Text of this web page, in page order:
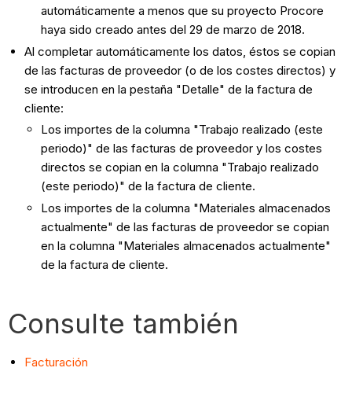
automáticamente a menos que su proyecto Procore
haya sido creado antes del 29 de marzo de 2018.
Al completar automáticamente los datos, éstos se copian
de las facturas de proveedor (o de los costes directos) y
se introducen en la pestaña "Detalle" de la factura de
cliente:
Los importes de la columna "Trabajo realizado (este
periodo)" de las facturas de proveedor y los costes
directos se copian en la columna "Trabajo realizado
(este periodo)" de la factura de cliente.
Los importes de la columna "Materiales almacenados
actualmente" de las facturas de proveedor se copian
en la columna "Materiales almacenados actualmente"
de la factura de cliente.
Consulte también
Facturación